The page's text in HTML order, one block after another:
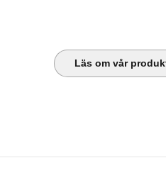
Läs om vår